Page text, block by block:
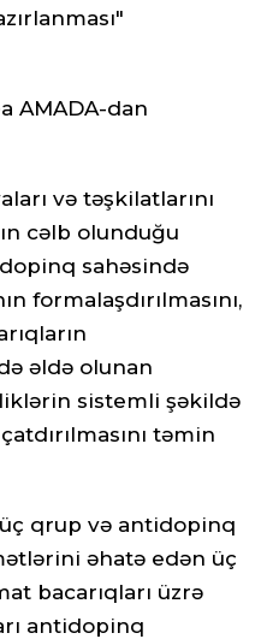
a AMADA-dan
və təşkilatlarını
cəlb olunduğu
sahəsində
formalaşdırılmasını,
əldə olunan
sistemli şəkildə
təmin
qrup və antidopinq
əhatə edən üç
bacarıqları üzrə
antidopinq